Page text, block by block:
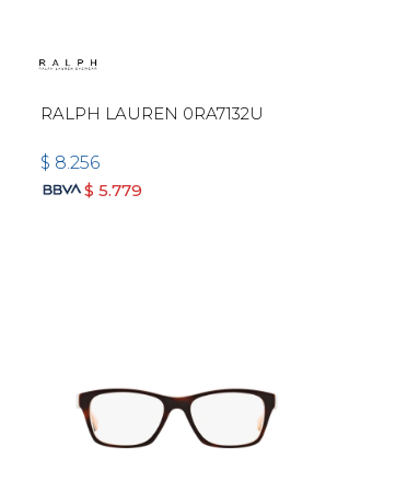
RALPH LAUREN 0RA7132U
$ 8.256
$ 5.779